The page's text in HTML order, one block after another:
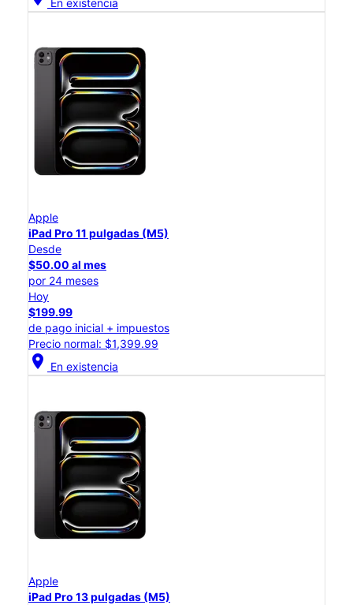
En existencia
Apple
iPad Pro 11 pulgadas (M5)
Desde
$50.00 al mes
por 24 meses
Hoy
$199.99
de pago inicial + impuestos
Precio normal: $1,399.99
location_on En existencia
Apple
iPad Pro 13 pulgadas (M5)